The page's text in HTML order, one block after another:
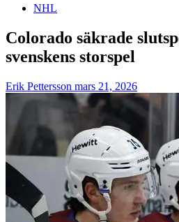
NHL
Colorado säkrade
svenskens storspel
Erik Pettersson mars 21, 2026